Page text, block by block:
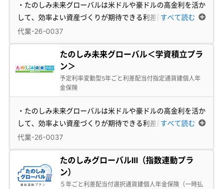
・たのしみ未来グローバルは米ドルや豪ドルの高金利を活か
して、効率よい資産づくりが期待できる利差配当付…
すべて読む
代業-26-0037
たのしみ未来グローバル＜学資積立プラ
ン＞
予定利率変動型5年ごと利差配当付指定通貨建個人年
金保険
・たのしみ未来グローバルは米ドルや豪ドルの高金利を活か
して、効率よい資産づくりが期待できる利差配当付…
すべて読む
代業-26-0037
たのしみグローバルⅢ（指数連動プラ
ン）
５年ごと利差配当付選択通貨建個人年金保険（一時払